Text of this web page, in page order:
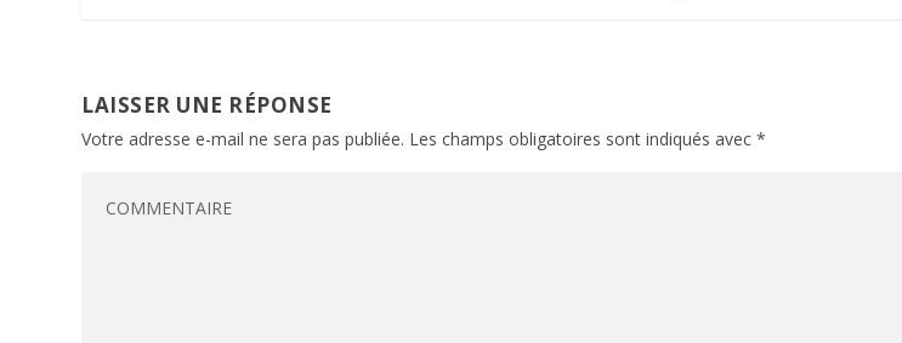
LAISSER UNE RÉPONSE
Votre adresse e-mail ne sera pas publiée. Les champs obligatoires sont indiqués avec*